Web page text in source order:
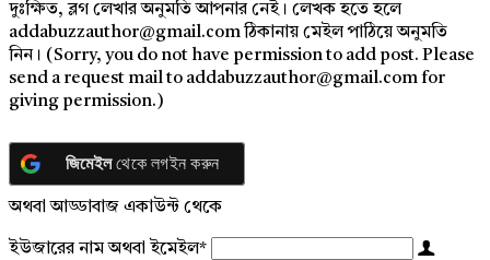
দুঃক্ষিত, ব্লগ লেখার অনুমতি আপনার নেই। লেখক হতে হলে
addabuzzauthor@gmail.com ঠিকানায় মেইল পাঠিয়ে অনুমতি
নিন। (Sorry, you do not have permission to add post. Please
send a request mail to addabuzzauthor@gmail.com for
giving permission.)
জিমেইলথেকে লগইন করুন
অথবা আড্ডাবাজ একাউন্ট থেকে
ইউজারের নাম অথবা ইমেইল*